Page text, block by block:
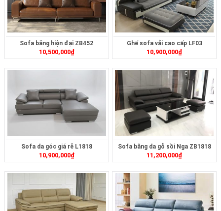
Sofa băng hiện đại ZB452
10,500,000₫
Ghế sofa vải cao cấp LF03
10,900,000₫
Sofa da góc giá rẻ L1818
10,900,000₫
Sofa băng da gỗ sồi Nga ZB1818
11,200,000₫